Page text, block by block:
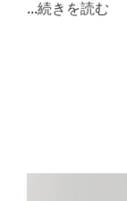
...続きを読む